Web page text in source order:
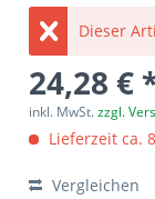
Dieser
24,28 €
inkl. MwSt.zzgl.
Lieferzeit ca.
Vergleichen